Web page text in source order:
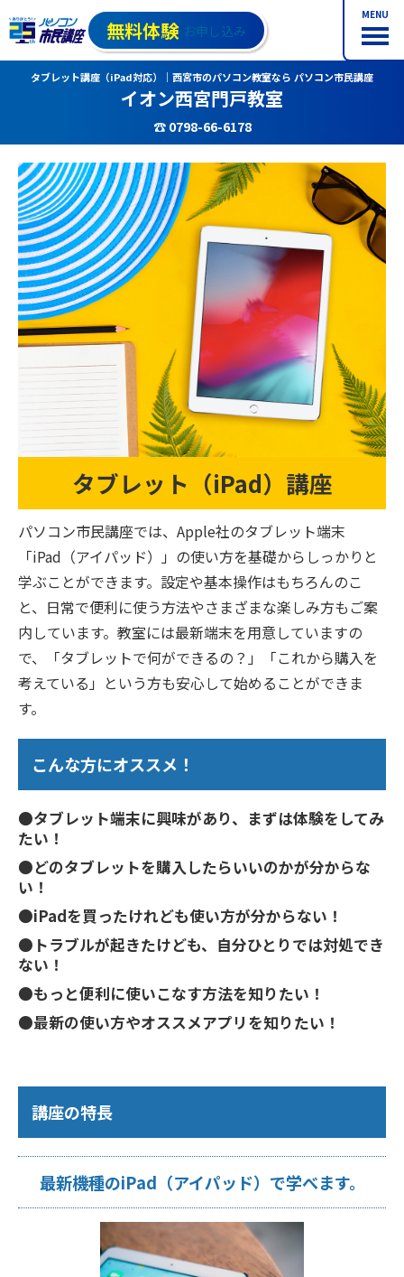
MENU
無料体験 お申し込み
タブレット講座（iPad対応）｜西宮市のパソコン教室なら パソコン市民講座
イオン西宮門戸教室
☎ 0798-66-6178
タブレット（iPad）講座
パソコン市民講座では、Apple社のタブレット端末
「iPad（アイパッド）」の使い方を基礎からしっかりと
学ぶことができます。設定や基本操作はもちろんのこ
と、日常で便利に使う方法やさまざまな楽しみ方もご案
内しています。教室には最新端末を用意していますの
で、「タブレットで何ができるの？」「これから購入を
考えている」という方も安心して始めることができま
す。
こんな方にオススメ！
●タブレット端末に興味があり、まずは体験をしてみ
たい！
●どのタブレットを購入したらいいのかが分からな
い！
●iPadを買ったけれども使い方が分からない！
●トラブルが起きたけども、自分ひとりでは対処でき
ない！
●もっと便利に使いこなす方法を知りたい！
●最新の使い方やオススメアプリを知りたい！
講座の特長
最新機種のiPad（アイパッド）で学べます。